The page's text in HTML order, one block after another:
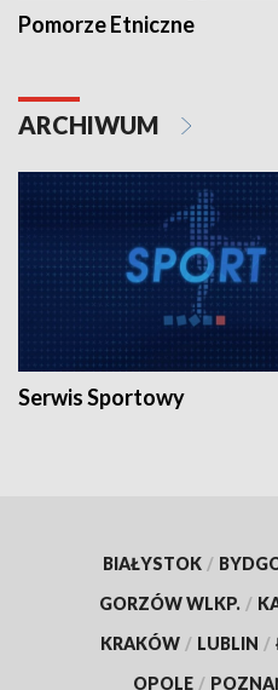
Pomorze Etniczne
ARCHIWUM
Serwis Sportowy
BIAŁYSTOK /
GORZÓW WLKP. /
KRAKÓW / LUBLIN /
OPOLE /